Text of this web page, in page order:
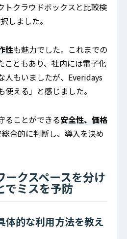
トクラウドボックスと比較検
しました。
性も魅力でした。これまでの
こともあり、社内には電子化
人もいましたが、Everidays
える」と感じました。
ることができる安全性、価格
総合的に判断し、導入を決め
ークスペースを分け
でミスを予防
的な利用方法を教え